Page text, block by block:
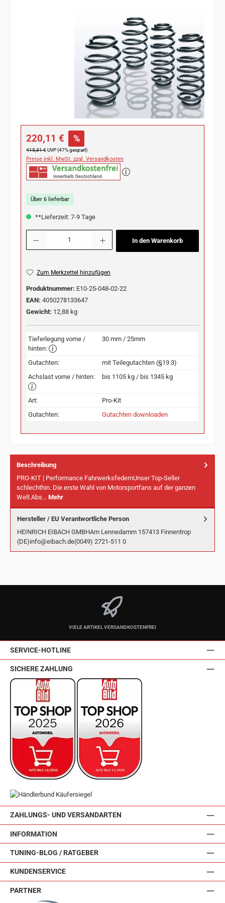
Verkaufspreis:
220,11 € %
Regulärer Preis:
415,31 €UVP (47% gespart)
Preise inkl. MwSt. zzgl. Versandkosten
Über 6 lieferbar
**Lieferzeit: 7-9 Tage
Produkt Anzahl: Gib den gewünschten Wert ein oder benutze die Schaltflächen
In den Warenkorb
Zum Merkzettel hinzufügen
Produktnummer: E10-25-048-02-22
EAN: 4050278133647
Gewicht: 12,88 kg
Tieferlegung vorne /
hinten:
30 mm / 25mm
Gutachten:
mit Teilegutachten (§19.3)
Achslast vorne / hinten:
bis 1105 kg / bis 1345 kg
Art:
Pro-Kit
Gutachten:
Gutachten downloaden
Beschreibung
PRO-KIT | Performance FahrwerksfedernUnser Top-Seller
schlechthin. Die erste Wahl von Motorsportfans auf der ganzen
Welt.Abs… Mehr
Hersteller / EU Verantwortliche Person
HEINRICH EIBACH GMBHAm Lennedamm 157413 Finnentrop
(DE)info@eibach.de(0049) 2721-511 0
VIELE ARTIKEL VERSANDKOSTENFREI
SERVICE-HOTLINE
ZAHLUNGS- UND VERSANDARTEN
INFORMATION
TUNING-BLOG / RATGEBER
KUNDENSERVICE
SICHERE ZAHLUNG
PARTNER